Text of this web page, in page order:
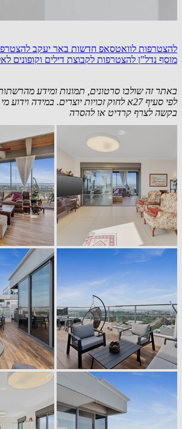
להצטרפות לוואטסאפ חדשות באר יעקב
מוסף נדל"ן להצטרפות לקבוצת דילים וקופונים
באתר זה שולבו סרטונים, תמונות ומידע
לפי סעיף 27א לחוק זכויות יוצרים. במידה וידוע מי צילם
בקשה לצרף קרדיט או להסרה